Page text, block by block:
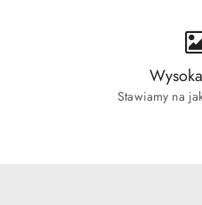
Stawiamy na